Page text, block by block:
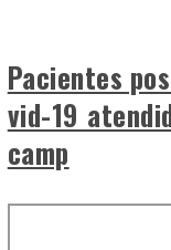
Pacientes
vid-19
camp